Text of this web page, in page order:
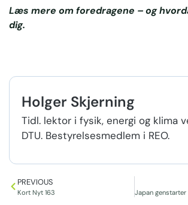
Læs mere om foredragene – og
dig.
Holger Skjerning
Tidl. lektor i fysik, energi og klima
DTU. Bestyrelsesmedlem i REO.
PREVIOUS
Kort Nyt 163